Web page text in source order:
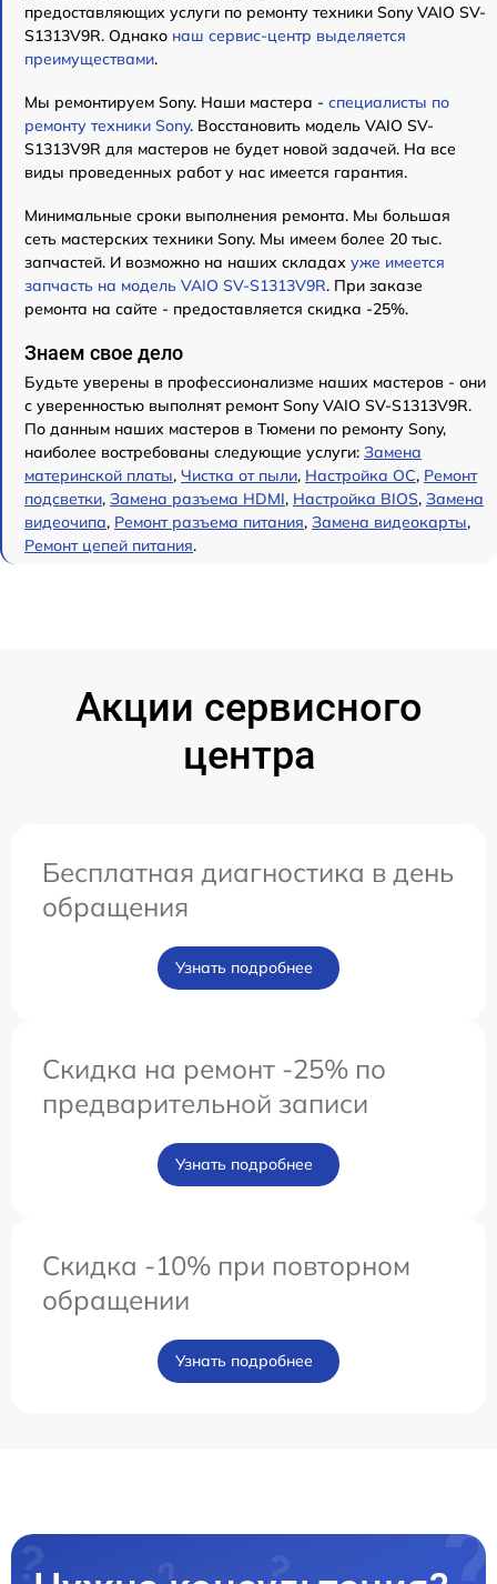
предоставляющих услуги по ремонту техники Sony VAIO SV-
S1313V9R. Однако наш сервис-центр выделяется
преимуществами.
Мы ремонтируем Sony. Наши мастера - специалисты по
ремонту техники Sony. Восстановить модель VAIO SV-
S1313V9R для мастеров не будет новой задачей. На все
виды проведенных работ у нас имеется гарантия.
Минимальные сроки выполнения ремонта. Мы большая
сеть мастерских техники Sony. Мы имеем более 20 тыс.
запчастей. И возможно на наших складах уже имеется
запчасть на модель VAIO SV-S1313V9R. При заказе
ремонта на сайте - предоставляется скидка -25%.
Знаем свое дело
Будьте уверены в профессионализме наших мастеров - они
с уверенностью выполнят ремонт Sony VAIO SV-S1313V9R.
По данным наших мастеров в Тюмени по ремонту Sony,
наиболее востребованы следующие услуги: Замена
материнской платы, Чистка от пыли, Настройка ОС, Ремонт
подсветки, Замена разъема HDMI, Настройка BIOS, Замена
видеочипа, Ремонт разъема питания, Замена видеокарты,
Ремонт цепей питания.
Акции сервисного
центра
Бесплатная диагностика в день
обращения
Узнать подробнее
Скидка на ремонт -25% по
предварительной записи
Узнать подробнее
Скидка -10% при повторном
обращении
Узнать подробнее